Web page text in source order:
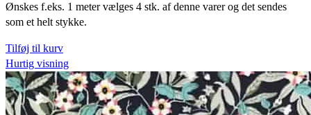
Ønskes f.eks. 1 meter vælges 4 stk. af denne varer og det sendes
som et helt stykke.
Tilføj til kurv
Hurtig visning